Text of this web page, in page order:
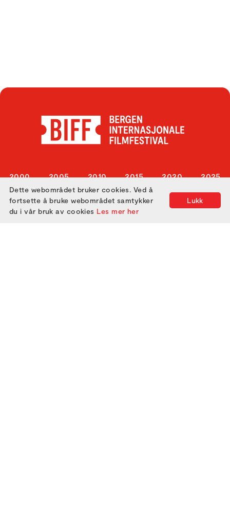
2000
2001
2002
2005
2006
2007
2010
2011
2012
2015
2016
2017
2020
2021
2022
2025
Lukk
Dette webområdet bruker cookies. Ved å
fortsette å bruke webområdet samtykker
du i vår bruk av cookies Les mer her